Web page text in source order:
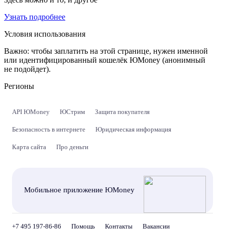
Узнать подробнее
Условия использования
Важно: чтобы заплатить на этой странице, нужен именной
или идентифицированный кошелёк ЮMoney (анонимный
не подойдет).
Регионы
API ЮMoney ЮСтрим Защита покупателя
Безопасность в интернете Юридическая информация
Карта сайта Про деньги
Мобильное приложение ЮMoney
+7 495 197-86-86 Помощь Контакты Вакансии